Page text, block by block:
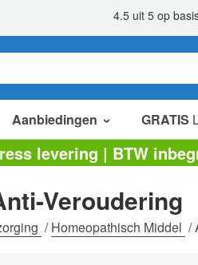
Aanbiedingen GRATIS
verkoop items
value packs
opruiming
levering | BTW
Veroudering
/Homeopathisch Middel /